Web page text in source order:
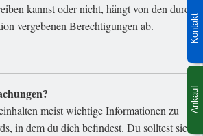
Kontakt
Ankauf
kannst oder nicht, hängt von den durch
vergebenen Berechtigungen ab.
meist wichtige Informationen zu
in dem du dich befindest. Du solltest sie